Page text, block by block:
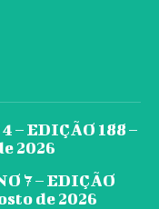
– EDIÇÃO 188 –
2026
7 – EDIÇÃO
de 2026